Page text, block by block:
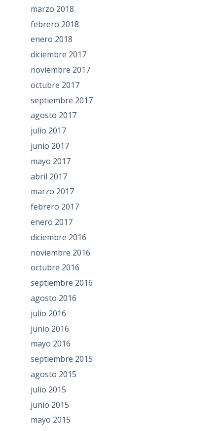
marzo 2018
febrero 2018
enero 2018
diciembre 2017
noviembre 2017
octubre 2017
septiembre 2017
agosto 2017
julio 2017
junio 2017
mayo 2017
abril 2017
marzo 2017
febrero 2017
enero 2017
diciembre 2016
noviembre 2016
octubre 2016
septiembre 2016
agosto 2016
julio 2016
junio 2016
mayo 2016
septiembre 2015
agosto 2015
julio 2015
junio 2015
mayo 2015